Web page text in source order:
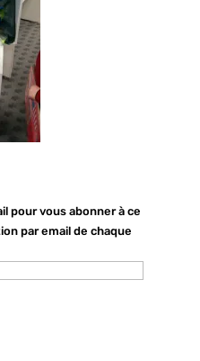
pour vous abonner à ce
par email de chaque